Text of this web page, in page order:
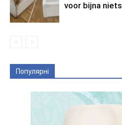
voor bijna niets
Популярні